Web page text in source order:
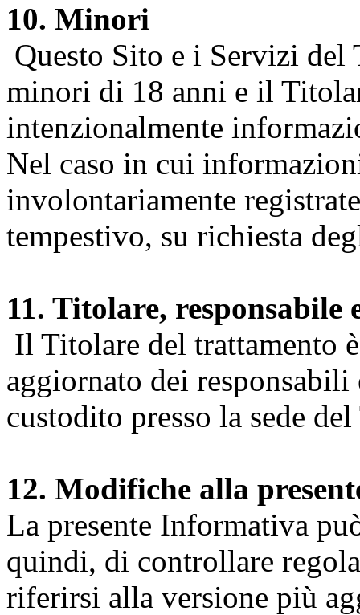
10. Minori
Questo Sito e i Servizi del
minori di 18 anni e il
intenzionalmente
Nel caso in cui
involontariamente
tempestivo, su richiesta
11. Titolare, responsabile
Il Titolare del trattamento
aggiornato dei
custodito presso la sede
12. Modifiche alla
La presente Informativa
quindi, di controllare
riferirsi alla versione più